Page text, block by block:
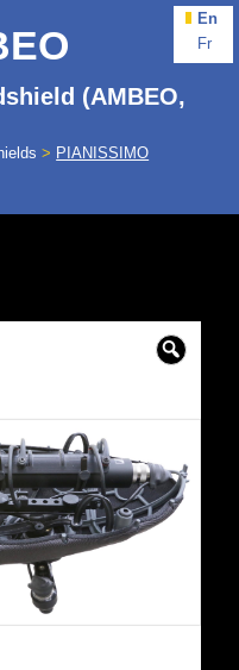
En
Fr
(AMBEO,
> PIANISSIMO